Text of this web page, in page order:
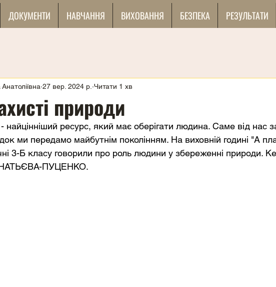
ДОКУМЕНТИ НАВЧАННЯ ВИХОВАННЯ БЕЗПЕКА РЕЗУЛЬТАТИ
природи
27 вер. 2024 р. Читати 1 хв
найцінніший ресурс, який має оберігати людина. Саме від нас
ми передамо майбутнім поколінням. На виховній годині "А
3-Б класу говорили про роль людини у збереженні природи.
ПУЦЕНКО.